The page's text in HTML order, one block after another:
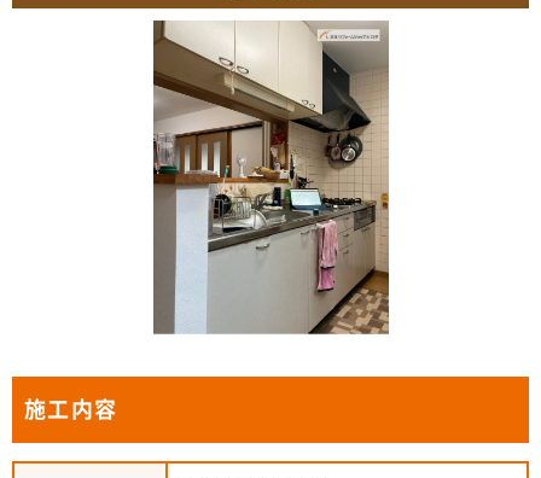
施工内容